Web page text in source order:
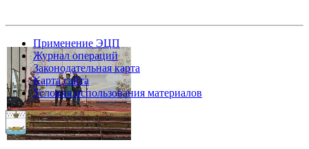
Применение ЭЦП
Журнал операций
Законодательная карта
Карта сайта
Условия использования материалов